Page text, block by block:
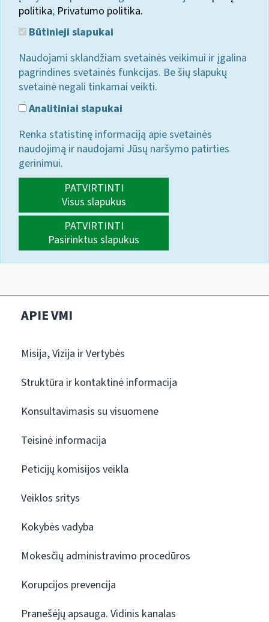
politika; Privatumo politika.
Būtinieji slapukai
Naudojami sklandžiam svetainės veikimui ir įgalina
pagrindines svetainės funkcijas. Be šių slapukų
svetainė negali tinkamai veikti.
Analitiniai slapukai
Renka statistinę informaciją apie svetainės
naudojimą ir naudojami Jūsų naršymo patirties
gerinimui.
PATVIRTINTI
Visus slapukus
PATVIRTINTI
Pasirinktus slapukus
APIE VMI
Misija, Vizija ir Vertybės
Struktūra ir kontaktinė informacija
Konsultavimasis su visuomene
Teisinė informacija
Peticijų komisijos veikla
Veiklos sritys
Kokybės vadyba
Mokesčių administravimo procedūros
Korupcijos prevencija
Pranešėjų apsauga. Vidinis kanalas